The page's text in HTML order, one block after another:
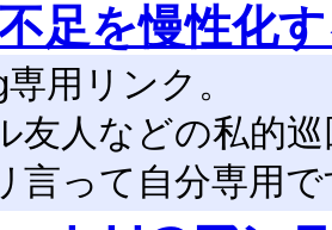
足を慢性化
用リンク。
友人などの私的
言って自分専用